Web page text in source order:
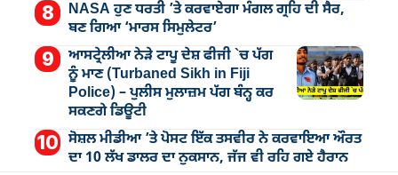
NASA ਹੁਣ ਧਰਤੀ ’ਤੇ ਕਰਵਾਏਗਾ ਮੰਗਲ ਗ੍ਰਹਿ ਦੀ ਸੈਰ,
ਬਣ ਗਿਆ ‘ਮਾਰਸ ਸਿਮੁਲੇਟਰ’
ਆਸਟ੍ਰੇਲੀਆ ਨੇੜੇ ਟਾਪੂ ਦੇਸ਼ ਫੀਜੀ `ਚ ਪੱਗ
ਨੂੰ ਮਾਣ (Turbaned Sikh in Fiji
Police) – ਪੁਲੀਸ ਮੁਲਾਜ਼ਮ ਪੱਗ ਬੰਨ੍ਹ ਕਰ
ਸਕਣਗੇ ਡਿਊਟੀ
ਸੋਸ਼ਲ ਮੀਡੀਆ ’ਤੇ ਪੋਸਟ ਇੱਕ ਤਸਵੀਰ ਨੇ ਕਰਵਾਇਆ ਔਰਤ
ਦਾ 10 ਲੱਖ ਡਾਲਰ ਦਾ ਨੁਕਸਾਨ, ਜੱਜ ਵੀ ਰਹਿ ਗਏ ਹੈਰਾਨ